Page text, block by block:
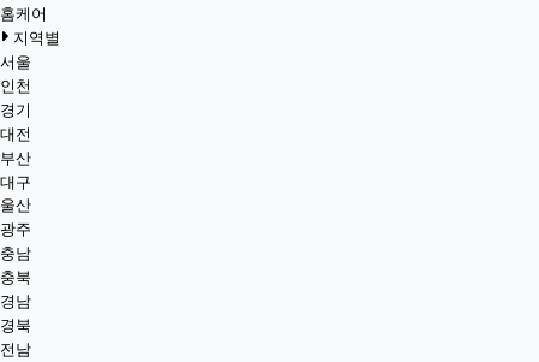
홈케어
지역별
서울
인천
경기
대전
부산
대구
울산
광주
충남
충북
경남
경북
전남